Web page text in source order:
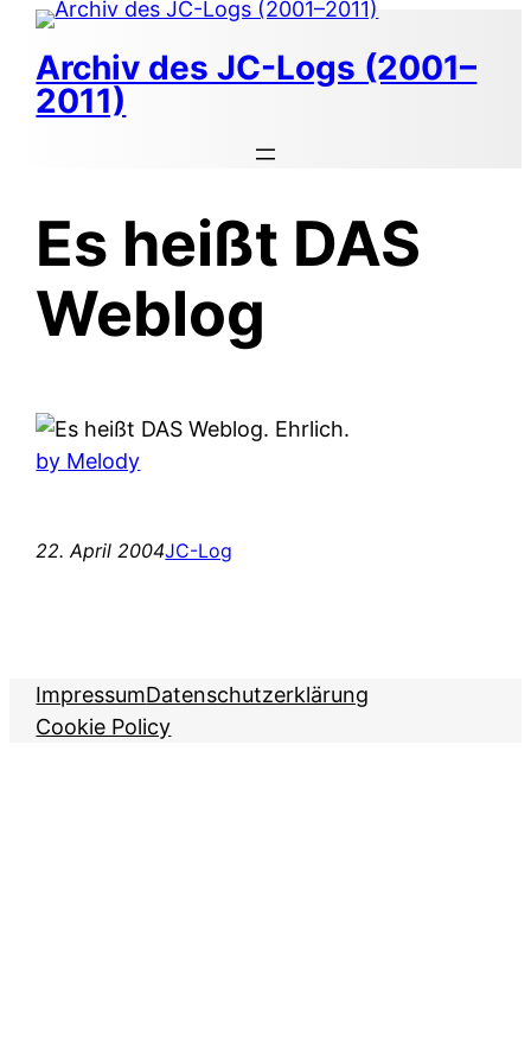
Zum
Inhalt
springen
Archiv des JC-Logs (2001–
2011)
Es heißt DAS
Weblog
by Melody
22. April 2004JC-Log
ImpressumDatenschutzerklärung
Cookie Policy